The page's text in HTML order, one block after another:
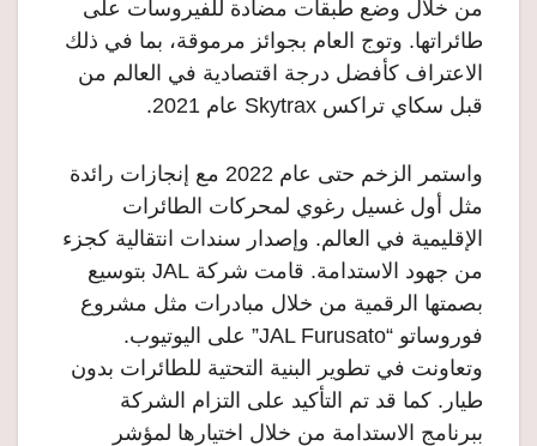
من خلال وضع طبقات مضادة للفيروسات على
طائراتها. وتوج العام بجوائز مرموقة، بما في ذلك
الاعتراف كأفضل درجة اقتصادية في العالم من
قبل سكاي تراكس Skytrax عام 2021.
واستمر الزخم حتى عام 2022 مع إنجازات رائدة
مثل أول غسيل رغوي لمحركات الطائرات
الإقليمية في العالم. وإصدار سندات انتقالية كجزء
من جهود الاستدامة. قامت شركة JAL بتوسيع
بصمتها الرقمية من خلال مبادرات مثل مشروع
فوروساتو “JAL Furusato” على اليوتيوب.
وتعاونت في تطوير البنية التحتية للطائرات بدون
طيار. كما قد تم التأكيد على التزام الشركة
ببرنامج الاستدامة من خلال اختيارها لمؤشر